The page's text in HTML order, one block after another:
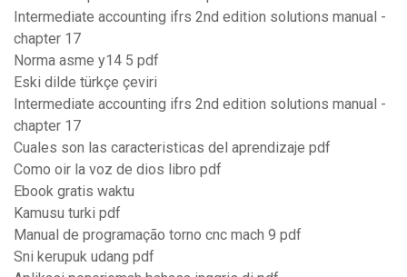
Intermediate accounting ifrs 2nd edition solutions manual -
chapter 17
Norma asme y14 5 pdf
Eski dilde türkçe çeviri
Intermediate accounting ifrs 2nd edition solutions manual -
chapter 17
Cuales son las caracteristicas del aprendizaje pdf
Como oir la voz de dios libro pdf
Ebook gratis waktu
Kamusu turki pdf
Manual de programação torno cnc mach 9 pdf
Sni kerupuk udang pdf